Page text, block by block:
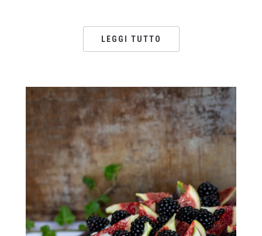
LEGGI TUTTO